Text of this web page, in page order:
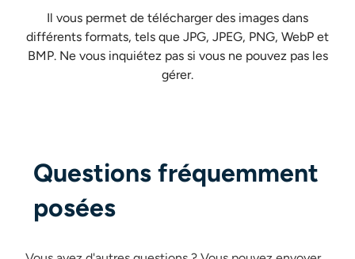
Il vous permet de télécharger des images dans
différents formats, tels que JPG, JPEG, PNG, WebP et
BMP. Ne vous inquiétez pas si vous ne pouvez pas les
gérer.
Questions fréquemment
posées